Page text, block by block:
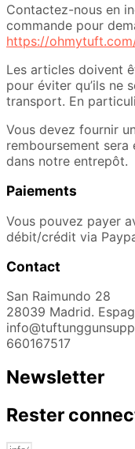
Contactez-nous en
commande pour
https://
Les articles doivent
pour éviter qu’ils ne
transport. En
Vous devez fournir
remboursement
dans notre entrepôt.
Paiements
Vous pouvez payer
débit/crédit via
Contact
San Raimundo 28
28039 Madrid.
660167517
Newsletter
Rester